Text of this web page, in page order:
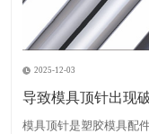
2025-12-03
导致模具顶针出现
模具顶针是塑胶模具配